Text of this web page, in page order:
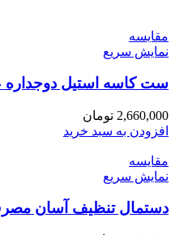
مقايسه
نمایش سریع
ست کاسه استیل دوجداره 4 عددی وارداتی
2,660,000 تومان
افزودن به سبد خرید
مقايسه
نمایش سریع
دستمال تنظیف آسان